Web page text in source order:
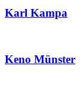
Karl Kampa
Keno Münster